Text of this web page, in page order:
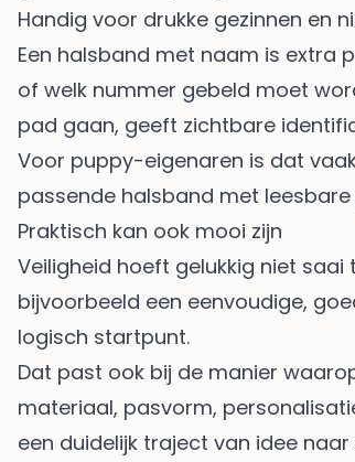
Handig voor drukke gezinnen en
Een halsband met naam is extra
of welk nummer gebeld moet
pad gaan, geeft zichtbare
Voor puppy-eigenaren is dat
passende halsband met
Praktisch kan ook mooi zijn
Veiligheid hoeft gelukkig niet saai
bijvoorbeeld een eenvoudige,
logisch startpunt.
Dat past ook bij de manier
materiaal, pasvorm,
een duidelijk traject van idee